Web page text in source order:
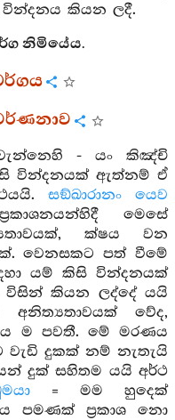
වින්දනය කියන ලදී.
නිමියේය.
- යං කිඤ්චි
වින්දනයක් ඇත්නම් ඒ
සඞ්ඛාරානං යෙව
මෙසේ
ක්ෂය වන
වෙනසකට පත් වීමේ
යම් කිසි වින්දනයක්
කියන ලද්දේ යයි
අනිත්‍යතාවයක් වේද,
ම පවතී. මේ මරණය
දුකක් නම් නැතැයි
දුක් සහිතම යයි අර්ථ
= මම හුදෙක්
පමණක් ප්‍රකාශ නො